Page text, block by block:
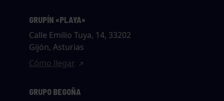
GRUPÍN «PLAYA»
Calle Emilio Tuya, 14, 33202
Gijón, Asturias
Cómo llegar
GRUPO BEGOÑA